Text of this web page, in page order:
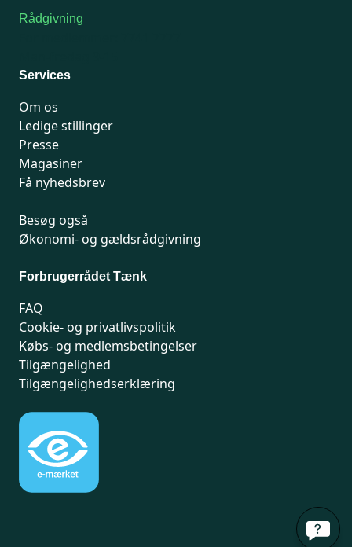
Rådgivning
Services
Om os
Ledige stillinger
Presse
Magasiner
Få nyhedsbrev
Besøg også
Økonomi- og gældsrådgivning
Forbrugerrådet Tænk
FAQ
Cookie- og privatlivspolitik
Købs- og medlemsbetingelser
Tilgængelighed
Tilgængelighedserklæring